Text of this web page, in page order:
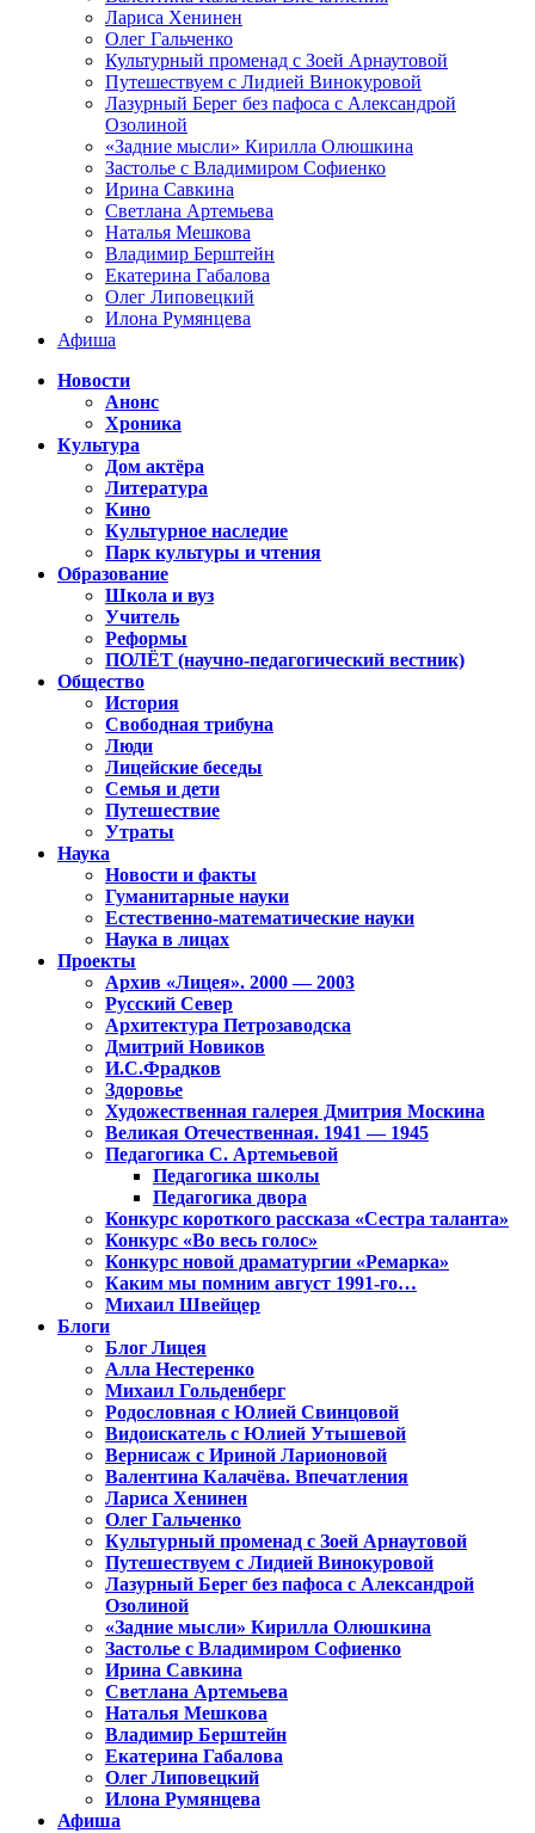
Лариса Хенинен
Олег Гальченко
Культурный променад с Зоей Арнаутовой
Путешествуем с Лидией Винокуровой
Лазурный Берег без пафоса с Александрой
Озолиной
«Задние мысли» Кирилла Олюшкина
Застолье с Владимиром Софиенко
Ирина Савкина
Светлана Артемьева
Наталья Мешкова
Владимир Берштейн
Екатерина Габалова
Олег Липовецкий
Илона Румянцева
Афиша
Новости
Анонс
Хроника
Культура
Дом актёра
Литература
Кино
Культурное наследие
Парк культуры и чтения
Образование
Школа и вуз
Учитель
Реформы
ПОЛЁТ (научно-педагогический вестник)
Общество
История
Свободная трибуна
Люди
Лицейские беседы
Семья и дети
Путешествие
Утраты
Наука
Новости и факты
Гуманитарные науки
Естественно-математические науки
Наука в лицах
Проекты
Архив «Лицея». 2000 — 2003
Русский Север
Архитектура Петрозаводска
Дмитрий Новиков
И.С.Фрадков
Здоровье
Художественная галерея Дмитрия Москина
Великая Отечественная. 1941 — 1945
Педагогика С. Артемьевой
Педагогика школы
Педагогика двора
Конкурс короткого рассказа «Сестра таланта»
Конкурс «Во весь голос»
Конкурс новой драматургии «Ремарка»
Каким мы помним август 1991-го…
Михаил Швейцер
Блоги
Блог Лицея
Алла Нестеренко
Михаил Гольденберг
Родословная с Юлией Свинцовой
Видоискатель с Юлией Утышевой
Вернисаж с Ириной Ларионовой
Валентина Калачёва. Впечатления
Лариса Хенинен
Олег Гальченко
Культурный променад с Зоей Арнаутовой
Путешествуем с Лидией Винокуровой
Лазурный Берег без пафоса с Александрой
Озолиной
«Задние мысли» Кирилла Олюшкина
Застолье с Владимиром Софиенко
Ирина Савкина
Светлана Артемьева
Наталья Мешкова
Владимир Берштейн
Екатерина Габалова
Олег Липовецкий
Илона Румянцева
Афиша